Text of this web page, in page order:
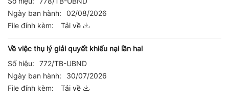
Ngày ban hành:
02/08/2026
File đính kèm:
Tải về
Về việc thụ lý giải quyết khiếu nại lần hai
Số hiệu:
772/TB-UBND
Ngày ban hành:
30/07/2026
File đính kèm:
Tải về